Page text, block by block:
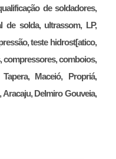
de soldadores,
de solda, ultrassom, LP,
teste hidrost[atico,
compressores, comboios,
Maceió, Propriá,
Delmiro Gouveia,